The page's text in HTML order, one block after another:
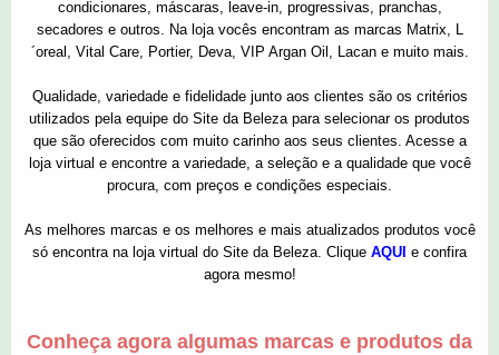
condicionares, máscaras, leave-in, progressivas, pranchas,
secadores e outros. Na loja vocês encontram as marcas Matrix, L
´oreal, Vital Care, Portier, Deva, VIP Argan Oil, Lacan e muito mais.
Qualidade, variedade e fidelidade junto aos clientes são os critérios
utilizados pela equipe do Site da Beleza para selecionar os produtos
que são oferecidos com muito carinho aos seus clientes. Acesse a
loja virtual e encontre a variedade, a seleção e a qualidade que você
procura, com preços e condições especiais.
As melhores marcas e os melhores e mais atualizados produtos você
só encontra na loja virtual do Site da Beleza. Clique AQUI e confira
agora mesmo!
Conheça agora algumas marcas e produtos da